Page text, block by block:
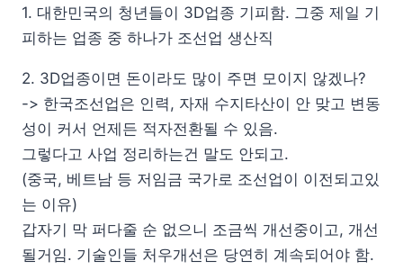
1. 대한민국의 청년들이 3D업종 기피함. 그중 제일 기
피하는 업종 중 하나가 조선업 생산직
2. 3D업종이면 돈이라도 많이 주면 모이지 않겠나?
-> 한국조선업은 인력, 자재 수지타산이 안 맞고 변동
성이 커서 언제든 적자전환될 수 있음.
그렇다고 사업 정리하는건 말도 안되고.
(중국, 베트남 등 저임금 국가로 조선업이 이전되고있
는 이유)
갑자기 막 퍼다줄 순 없으니 조금씩 개선중이고, 개선
될거임. 기술인들 처우개선은 당연히 계속되어야 함.